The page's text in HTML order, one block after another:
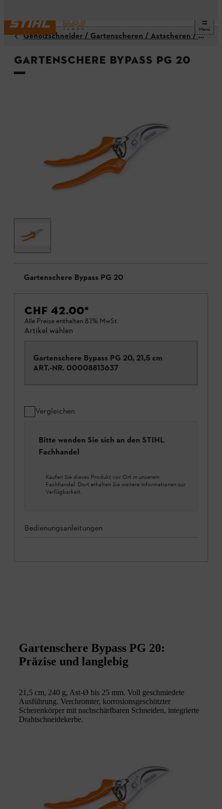
Menü
Gehölzschneider / Gartenscheren / Astscheren / Astsägen
Gartenschere Bypass PG 20
Gartenschere Bypass PG 20
CHF 42.00*
Alle Preise enthalten 8.1% MwSt.
Artikel wählen
Gartenschere Bypass PG 20, 21,5 cm
ART.-NR. 00008813637
Vergleichen
Bitte wenden Sie sich an den STIHL
Fachhandel
Kaufen Sie dieses Produkt vor Ort in unserem
Fachhandel. Dort erhalten Sie weitere Informationen zur
Verfügbarkeit.
Bedienungsanleitungen
Gartenschere Bypass PG 20:
Präzise und langlebig
21,5 cm, 240 g, Ast-Ø bis 25 mm. Voll geschmiedete
Ausführung. Verchromter, korrosionsgeschützter
Scherenkörper mit nachschärfbaren Schneiden, integrierte
Drahtschneidekerbe.